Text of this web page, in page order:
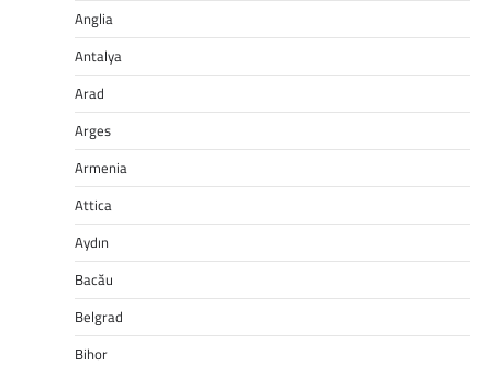
Anglia
Antalya
Arad
Arges
Armenia
Attica
Aydın
Bacău
Belgrad
Bihor